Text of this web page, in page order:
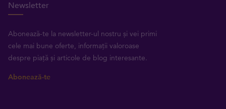
Newsletter
Abonează-te la newsletter-ul nostru și vei primi
cele mai bune oferte, informații valoroase
despre piață și articole de blog interesante.
Abonează-te